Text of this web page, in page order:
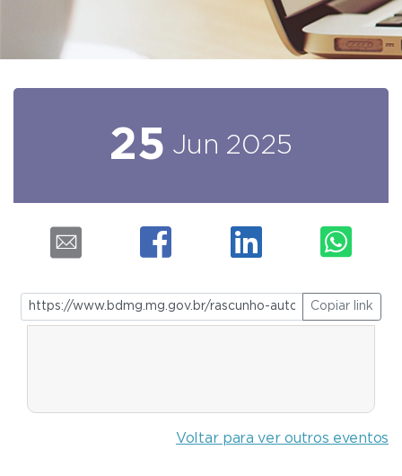
25 Jun 2025
Copiar link
Voltar para ver outros eventos